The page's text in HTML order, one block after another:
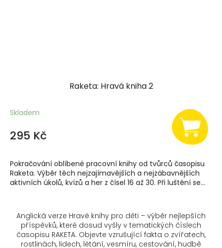
Raketa: Hravá kniha 2
Skladem
295 Kč
Pokračování oblíbené pracovní knihy od tvůrců časopisu
Raketa. Výběr těch nejzajímavějších a nejzábavnějších
aktivních úkolů, kvízů a her z čísel 16 až 30. Při luštění se...
Anglická verze Hravé knihy pro děti – výběr nejlepších
příspěvků, které dosud vyšly v tematických číslech
časopisu RAKETA. Objevte vzrušující fakta o zvířatech,
rostlinách, lidech, létání, vesmíru, cestování, hudbě